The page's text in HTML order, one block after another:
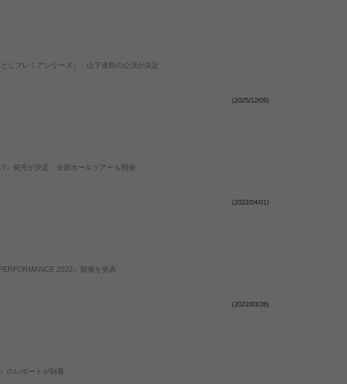
しプレミアシリーズ』 山下達郎の公演が決定
(2025/12/09)
』発売が決定 全国ホールツアーも開催
(2022/04/01)
2022』開催を発表
(2022/03/28)
のレポートが到着